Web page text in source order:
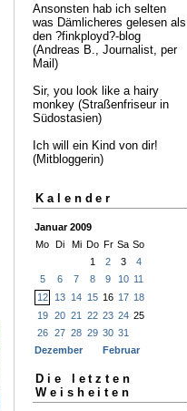
Ansonsten hab ich selten
was Dämlicheres gelesen als
den ?finkployd?-blog
(Andreas B., Journalist, per
Mail)
Sir, you look like a hairy
monkey (Straßenfriseur in
Südostasien)
Ich will ein Kind von dir!
(Mitbloggerin)
Kalender
Januar 2009
Mo
Di Mi Do Fr Sa So
1
2 3
4
5
6 7 8 9 10 11
12
13 14 15 16 17 18
19
20 21 22 23 24 25
26
27 28 29 30 31
Dezember
Februar
Die letzten
Weisheiten